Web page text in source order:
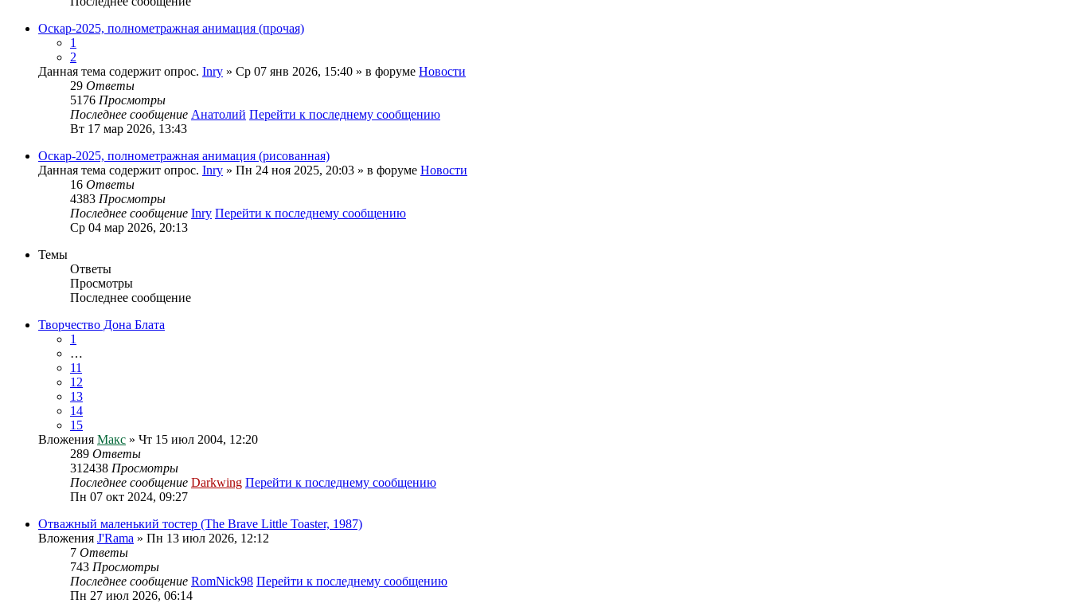
Оскар-2025, полнометражная анимация (прочая)
1
2
Данная тема содержит опрос. Inry » Ср 07 янв 2026, 15:40 » в форуме Новости
29 Ответы
5176 Просмотры
Последнее сообщение Анатолий Перейти к последнему сообщению
Вт 17 мар 2026, 13:43
Оскар-2025, полнометражная анимация (рисованная)
Данная тема содержит опрос. Inry » Пн 24 ноя 2025, 20:03 » в форуме Новости
16 Ответы
4383 Просмотры
Последнее сообщение Inry Перейти к последнему сообщению
Ср 04 мар 2026, 20:13
Темы
Ответы
Просмотры
Последнее сообщение
Творчество Дона Блата
1
…
11
12
13
14
15
Вложения Макс » Чт 15 июл 2004, 12:20
289 Ответы
312438 Просмотры
Последнее сообщение Darkwing Перейти к последнему сообщению
Пн 07 окт 2024, 09:27
Отважный маленький тостер (The Brave Little Toaster, 1987)
Вложения J'Rama » Пн 13 июл 2026, 12:12
7 Ответы
743 Просмотры
Последнее сообщение RomNick98 Перейти к последнему сообщению
Пн 27 июл 2026, 06:14